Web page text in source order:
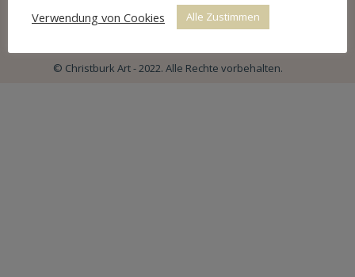
Cookie Richtlinien
© Christburk Art - 2022. Alle Rechte vorbehalten.
Verwendung von Cookies
Alle Zustimmen